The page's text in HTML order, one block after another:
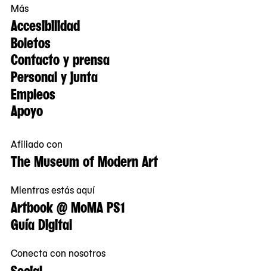
Más
Accesibilidad
Boletos
Contacto y prensa
Personal y junta
Empleos
Apoyo
Afiliado con
The Museum of Modern Art
Mientras estás aquí
Artbook @ MoMA PS1
Guía Digital
Conecta con nosotros